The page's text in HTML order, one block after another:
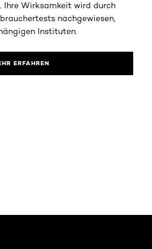
Ihre Wirksamkeit wird durch
nachgewiesen,
Instituten.
ERFAHREN